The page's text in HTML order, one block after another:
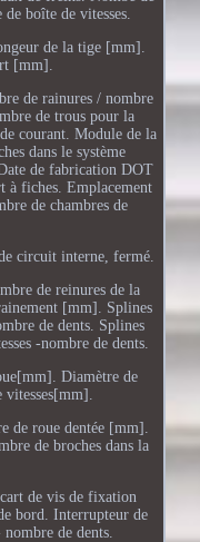
boîte de vitesses.
de la tige [mm].
[mm].
de rainures / nombre
de trous pour la
courant. Module de la
dans le système
de fabrication DOT
à fiches. Emplacement
de chambres de
circuit interne, fermé.
de reinures de la
[mm]. Splines
de dents. Splines
-nombre de dents.
Diamètre de
de roue dentée [mm].
de broches dans la
de vis de fixation
bord. Interrupteur de
de dents.